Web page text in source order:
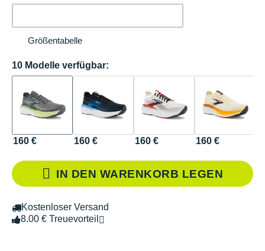
Größentabelle
10 Modelle verfügbar:
160 € 160 € 160 € 160 €
IN DEN WARENKORB LEGEN
Kostenloser Versand
8.00 € Treuevorteil